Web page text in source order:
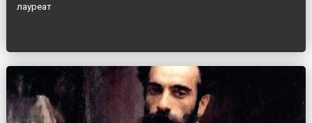
лауреат